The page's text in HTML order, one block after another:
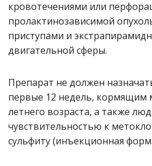
кровотечениями или
пролактинозависимой
приступами и
двигательной сферы.
Препарат не должен
первые 12 недель, кормящим
летнего возраста, а также
чувствительностью к
сульфиту (инъекционная